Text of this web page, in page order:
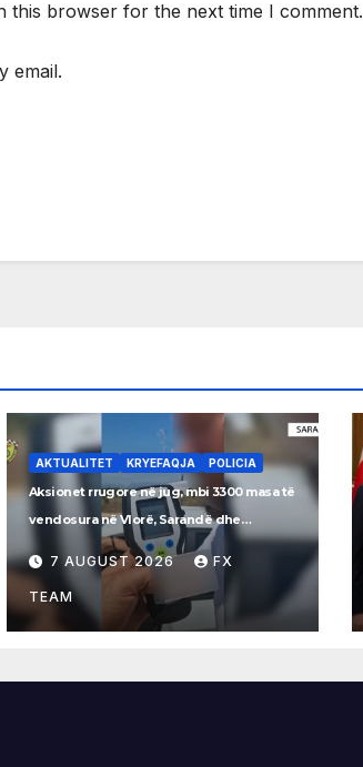
this browser for the next time I comment.
email.
AKTUALITET KRYEFAQJA POLICIA
Aksionet rrugore në jug, mbi 3300 masa të
vendosura në Vlorë, Sarandë dhe
Rrogozhinë
7 AUGUST 2026 FX
TEAM